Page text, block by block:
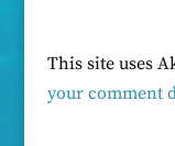
This site uses
your comment